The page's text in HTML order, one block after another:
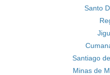
Santo
Santiago
Minas de